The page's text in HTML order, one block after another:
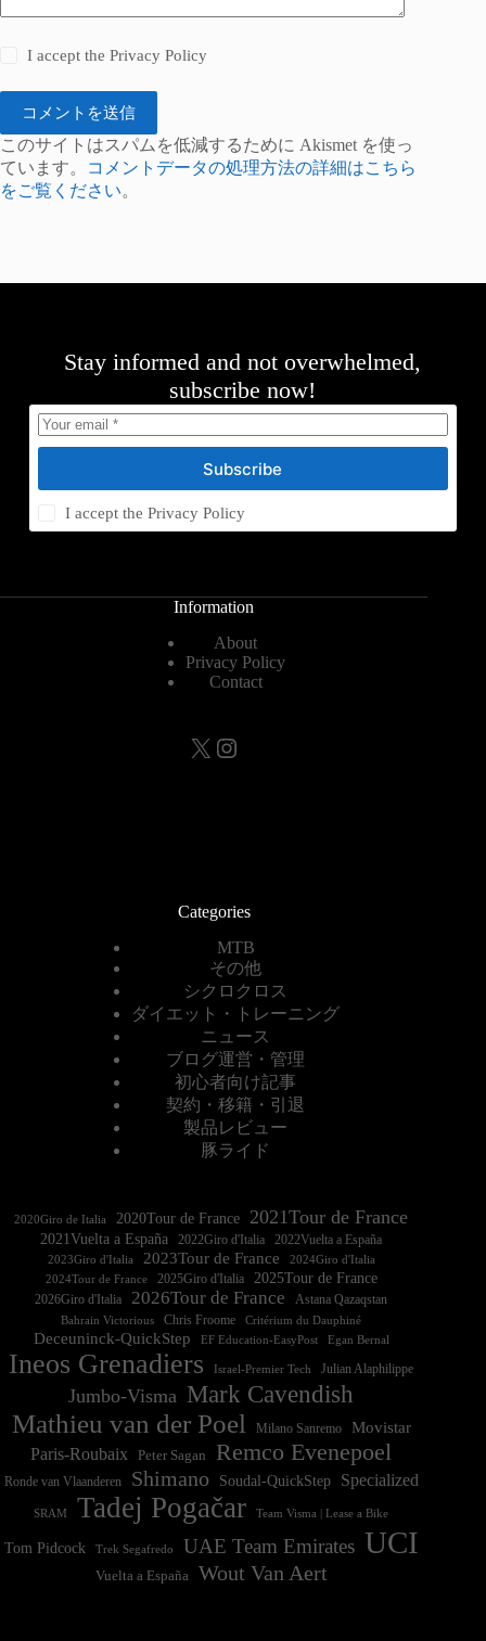
I accept thePrivacy Policy
コメントを送信
このサイトはスパムを低減するために Akismet を使っ
ています。
コメントデータの処理方法の詳細はこちら
をご覧ください。
Stay informed and not overwhelmed,
subscribe now!
Subscribe
I accept thePrivacy Policy
Information
About
Privacy Policy
Contact
X Instagram
Categories
MTB
その他
シクロクロス
ダイエット・トレーニング
ニュース
ブログ運営・管理
初心者向け記事
契約・移籍・引退
製品レビュー
豚ライド
2020Giro de Italia 2020Tour de France 2021Tour de France
2021Vuelta a España 2022Vuelta a España
2023Giro d'Italia 2023Tour de France
2024Tour de France
2025Giro d'Italia 2025Tour de France
2026Giro d'Italia 2026Tour de France Astana Qazaqstan
Bahrain Victorious Chris Froome Critérium du Dauphiné
Deceuninck-QuickStep EF Education-EasyPost Egan Bernal
Ineos Grenadiers Israel-Premier Tech Julian Alaphilippe
Jumbo-Visma Mark Cavendish
Mathieu van der Poel Milano Sanremo
Movistar
Paris-Roubaix
Peter Sagan Remco Evenepoel
Ronde van Vlaanderen Shimano Soudal-QuickStep Specialized
SRAM Tadej Pogačar Team Visma | Lease a Bike
Tom Pidcock Trek Segafredo UAE Team Emirates UCI
Vuelta a España Wout Van Aert